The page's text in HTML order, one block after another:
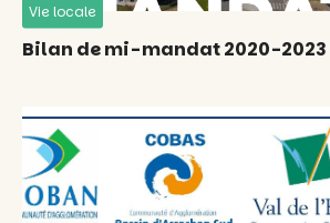
Vie locale
Bilan de mi-mandat 2020-2023